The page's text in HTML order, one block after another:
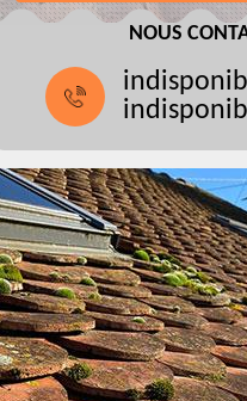
NOUS